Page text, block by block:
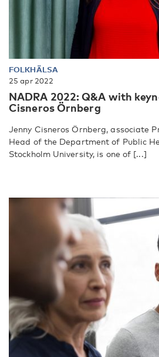
FOLKHÄLSA
25 apr 2022
NADRA 2022: Q&A with
Cisneros Örnberg
Jenny Cisneros Örnberg, associate
Head of the Department of Public
Stockholm University, is one of [...]